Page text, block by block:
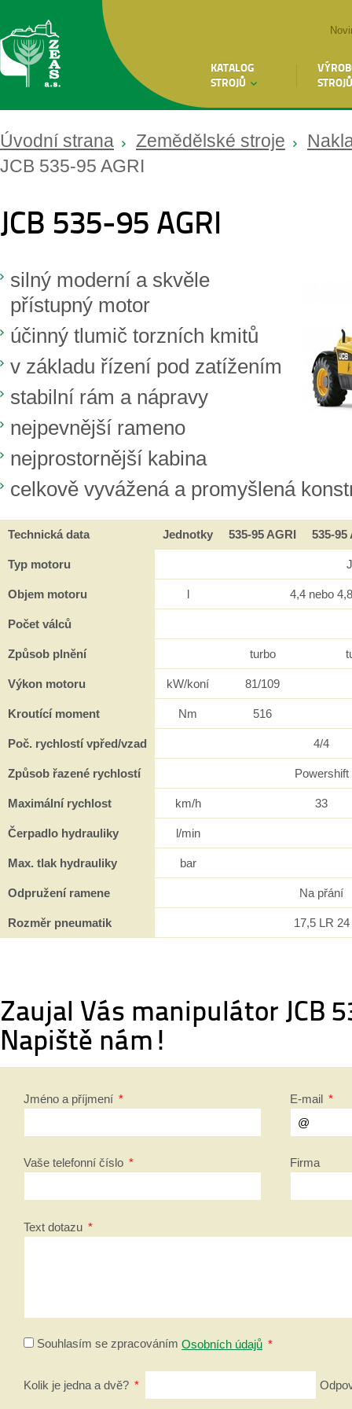
KATALOG
STROJŮ
STROJŮ
Úvodní strana Zemědělské stroje
JCB 535-95 AGRI
JCB 535-95 AGRI
silný moderní a skvěle
přístupný motor
účinný tlumič torzních kmitů
v základu řízení pod zatížením
stabilní rám a nápravy
nejpevnější rameno
nejprostornější kabina
celkově vyvážená a promyšlená
Technická data Jednotky 535-95 AGRI 535-95
Typ motoru
Objem motoru l 4,4 nebo 4,8
Počet válců
Způsob plnění turbo
Výkon motoru kW/koní 81/109
Kroutící moment Nm 516
Poč. rychlostí vpřed/vzad 4/4
Způsob řazené rychlostí Powershift
Maximální rychlost km/h 33
Čerpadlo hydrauliky l/min
Max. tlak hydrauliky bar
Odpružení ramene Na přání
Rozměr pneumatik 17,5 LR 24
Zaujal Vás manipulátor JCB
Napiště nám!
Jméno a příjmení * E-mail *
Vaše telefonní číslo * Firma
Text dotazu *
Souhlasím se zpracováním Osobních údajů *
Kolik je jedna a dvě? *